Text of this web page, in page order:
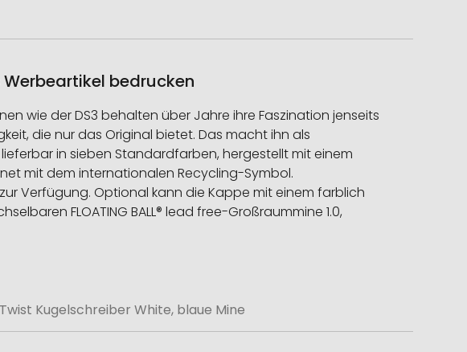
bedrucken
wie der DS3 behalten über Jahre ihre Faszination jenseits
die nur das Original bietet. Das macht ihn als
in sieben Standardfarben, hergestellt mit einem
mit dem internationalen Recycling-Symbol.
Verfügung. Optional kann die Kappe mit einem farblich
FLOATING BALL® lead free-Großraummine 1.0,
Kugelschreiber White, blaue Mine